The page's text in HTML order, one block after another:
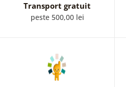
Transport gratuit
peste 500,00 lei